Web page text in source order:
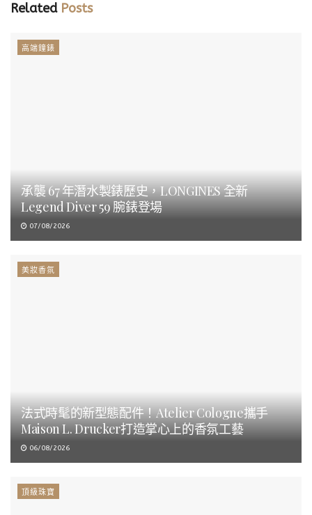
RelatedPosts
高端鐘錶
承襲 67 年潛水製錶歷史，LONGINES 全新
Legend Diver 59 腕錶登場
07/08/2026
美妝香氛
法式時髦的新型態配件！Atelier Cologne攜手
Maison L. Drucker打造掌心上的香氛工藝
06/08/2026
頂級珠寶